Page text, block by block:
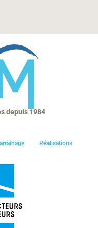
depuis 1984
Réalisations